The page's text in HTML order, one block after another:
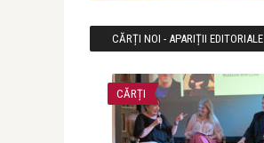
CĂRȚI NOI - APARIȚII EDITORIALE
CĂRȚI